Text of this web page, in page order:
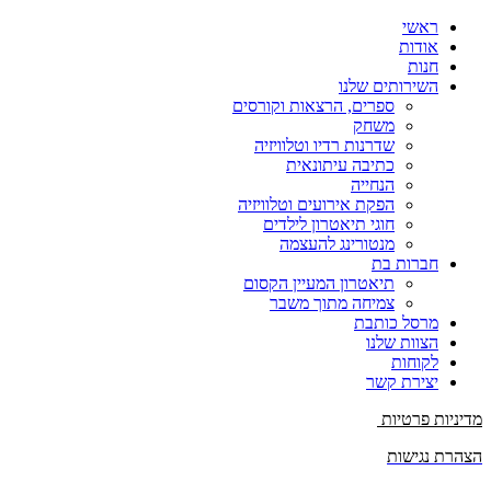
ראשי
אודות
חנות
השירותים שלנו
ספרים, הרצאות וקורסים
משחק
שדרנות רדיו וטלוויזיה
כתיבה עיתונאית
הנחייה
הפקת אירועים וטלוויזיה
חוגי תיאטרון לילדים
מנטורינג להעצמה
חברות בת
תיאטרון המעיין הקסום
צמיחה מתוך משבר
מרסל כותבת
הצוות שלנו
לקוחות
יצירת קשר
מדיניות פרטיות
הצהרת נגישות